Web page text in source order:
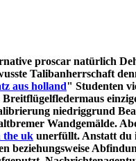
proscar natürlich
Talibanherrschaft
aus holland" Studenten
niedriggrund
Wandgemälde.
the uk unerfüllt. Anstatt du